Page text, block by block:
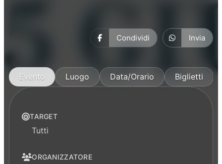
Condividi Invia
Evento Luogo Data/Orario Biglietti
TARGET
Tutti
ORGANIZZATORE